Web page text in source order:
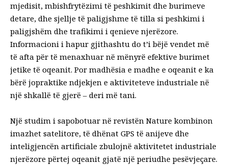
mjedisit, mbishfrytëzimi të peshkimit dhe burimeve
detare, dhe sjellje të paligjshme të tilla si peshkimi i
paligjshëm dhe trafikimi i qenieve njerëzore.
Informacioni i hapur gjithashtu do t’i bëjë vendet më
të afta për të menaxhuar në mënyrë efektive burimet
jetike të oqeanit. Por madhësia e madhe e oqeanit e ka
bërë jopraktike ndjekjen e aktiviteteve industriale në
një shkallë të gjerë – deri më tani.
Një studim i sapobotuar në revistën Nature kombinon
imazhet satelitore, të dhënat GPS të anijeve dhe
inteligjencën artificiale zbulojnë aktivitetet industriale
njerëzore përtej oqeanit gjatë një periudhe pesëvjeçare.